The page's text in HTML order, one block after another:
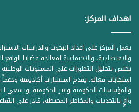
اهداف المركز:
يعمل المركز على إعداد البحوث والدراسات
والاقتصادية، والاجتماعية لمعالجة قضايا
يختص بتحليل التطورات على المستويات الوطنية
استجابات فعالة. يقدم استشارات أكاديمية ودعماً
والمؤسسات الحكومية وغير الحكومية. ويسعى
واعٍ بالتحديات والمخاطر المحيطة، قادر على